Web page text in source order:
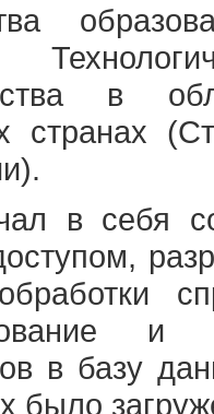
в
странах
в себя
и
в базу
было